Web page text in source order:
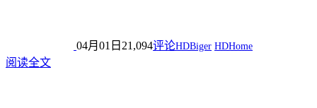
04月01日 21,094评论HDBiger HDHome
阅读全文